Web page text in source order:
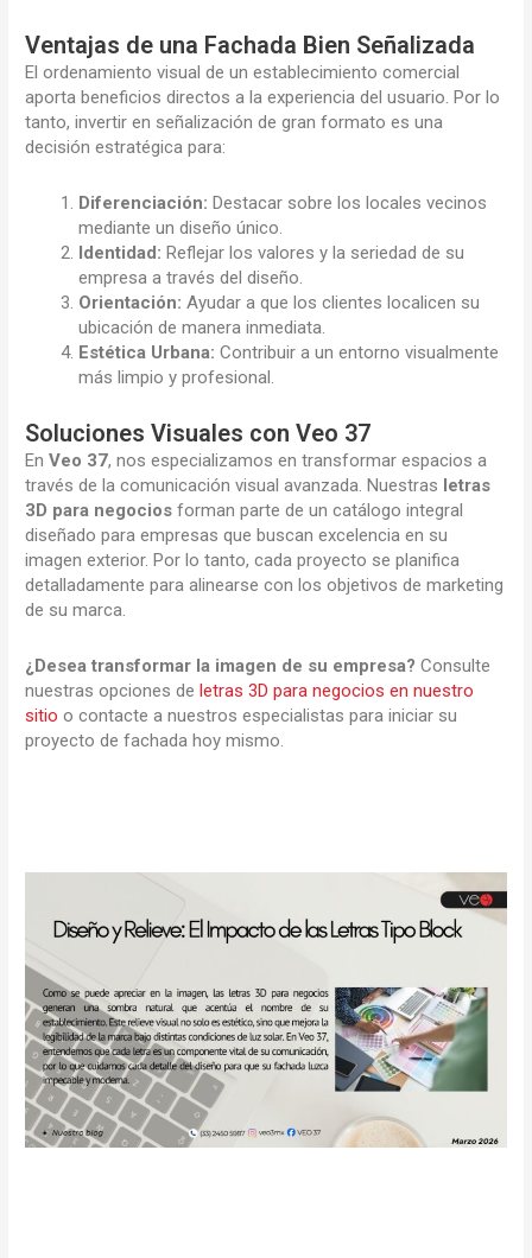
Ventajas de una Fachada Bien Señalizada
El ordenamiento visual de un establecimiento comercial
aporta beneficios directos a la experiencia del usuario. Por lo
tanto, invertir en señalización de gran formato es una
decisión estratégica para:
Diferenciación: Destacar sobre los locales vecinos
mediante un diseño único.
Identidad: Reflejar los valores y la seriedad de su
empresa a través del diseño.
Orientación: Ayudar a que los clientes localicen su
ubicación de manera inmediata.
Estética Urbana: Contribuir a un entorno visualmente
más limpio y profesional.
Soluciones Visuales con Veo 37
EnVeo 37, nos especializamos en transformar espacios a
través de la comunicación visual avanzada. Nuestras letras
3D para negocios forman parte de un catálogo integral
diseñado para empresas que buscan excelencia en su
imagen exterior. Por lo tanto, cada proyecto se planifica
detalladamente para alinearse con los objetivos de marketing
de su marca.
¿Desea transformar la imagen de su empresa? Consulte
nuestras opciones deletras 3D para negocios en nuestro
sitio o contacte a nuestros especialistas para iniciar su
proyecto de fachada hoy mismo.